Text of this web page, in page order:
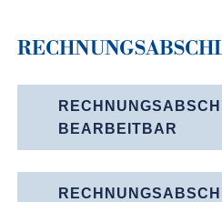
BEARBEITBAR